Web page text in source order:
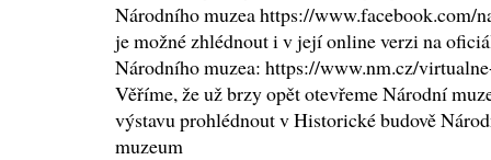
Národního muzea https://www.facebook.com/
je možné zhlédnout i v její online verzi na
Národního muzea: https://www.nm.cz/
Věříme, že už brzy opět otevřeme Národní
výstavu prohlédnout v Historické budově
muzeum